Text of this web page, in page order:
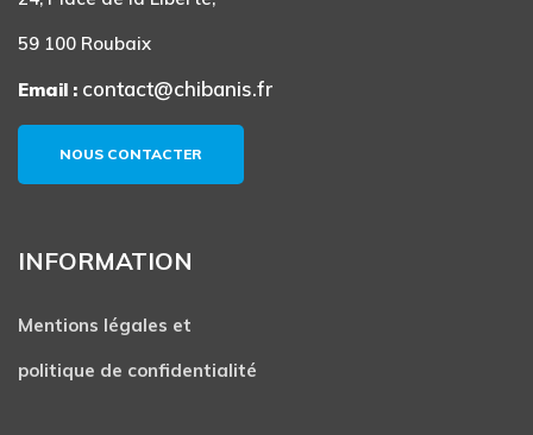
59 100 Roubaix
Email : contact@chibanis.fr
NOUS CONTACTER
INFORMATION
Mentions légales et
politique de confidentialité